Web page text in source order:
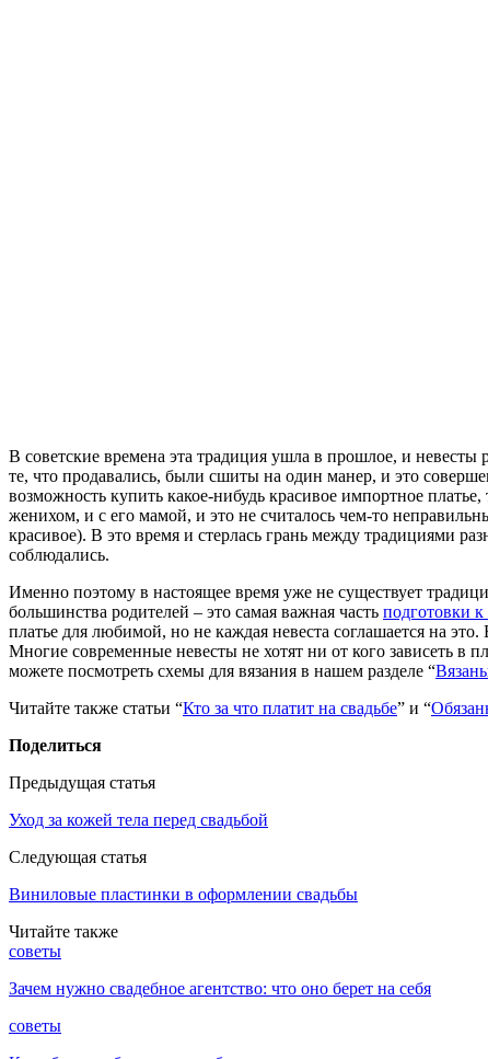
В советские времена эта традиция ушла в прошлое, и
те, что продавались, были сшиты на один манер, и это
возможность купить какое-нибудь красивое импортное
женихом, и с его мамой, и это не считалось чем-то
красивое). В это время и стерлась грань между традициями
соблюдались.
Именно поэтому в настоящее время уже не существует
большинства родителей – это самая важная часть подготовки к
платье для любимой, но не каждая невеста соглашается на
Многие современные невесты не хотят ни от кого зависеть в
можете посмотреть схемы для вязания в нашем разделе “
Читайте также статьи “Кто за что платит на свадьбе” и “
Поделиться
Предыдущая статья
Уход за кожей тела перед свадьбой
Следующая статья
Виниловые пластинки в оформлении свадьбы
Читайте также
советы
Зачем нужно свадебное агентство: что оно берет на себя
советы